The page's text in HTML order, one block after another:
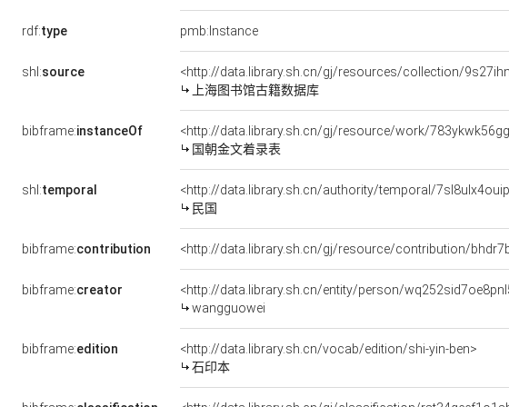
rdf:type pmb:Instance
shl:source
<http://data.library.sh.cn/gj/resources/collection/
上海图书馆古籍数据库
bibframe:instanceOf
<http://data.library.sh.cn/gj/resource/work/
国朝金文着录表
shl:temporal
<http://data.library.sh.cn/authority/temporal/
民国
bibframe:contribution <http://data.library.sh.cn/gj/resource/contribution/
bibframe:creator
<http://data.library.sh.cn/entity/person/
wangguowei
bibframe:edition
<http://data.library.sh.cn/vocab/edition/shi-yin-ben>
石印本